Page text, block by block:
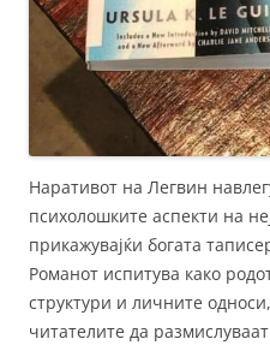
Наративот на Легвин
психолошките аспекти на
прикажувајќи богата
Романот испитува како
структури и личните
читателите да